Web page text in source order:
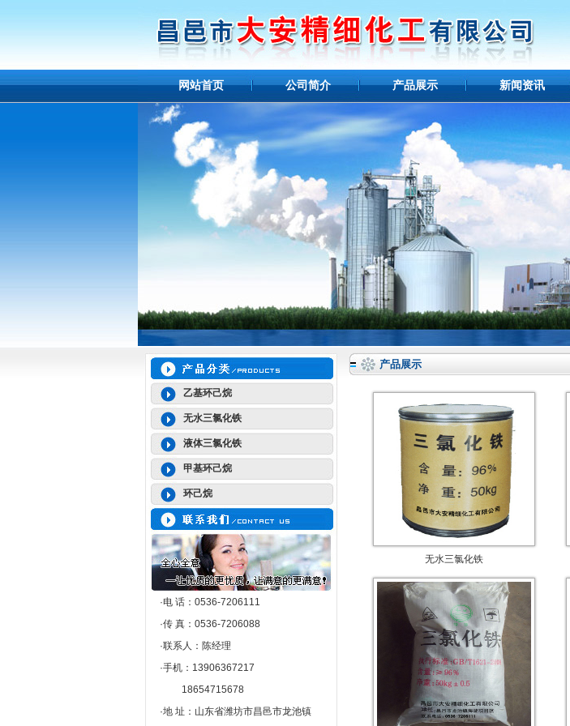
网站首页 公司简介 产品展示 新闻资讯
乙基环己烷
无水三氯化铁
液体三氯化铁
甲基环己烷
环己烷
·电 话：0536-7206111
·传 真：0536-7206088
·联系人：陈经理
·手机：13906367217
18654715678
·地 址：山东省潍坊市昌邑市龙池镇
产品展示
无水三氯化铁